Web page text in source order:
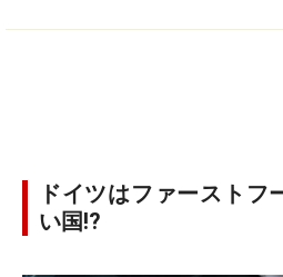
ドイツはファーストフ
い国!?